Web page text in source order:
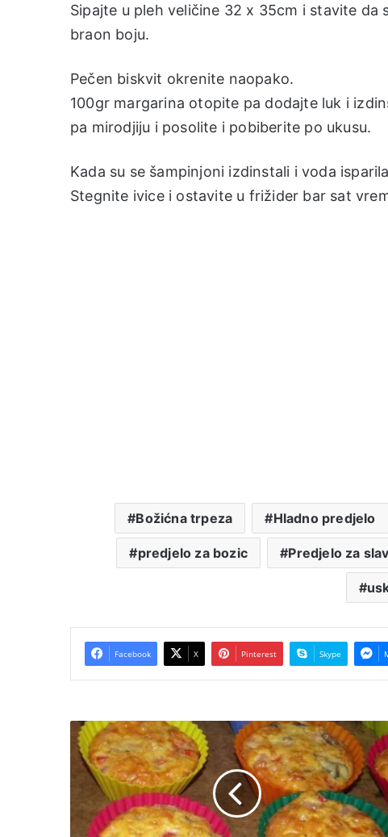
Sipajte u pleh veličine 32 x 35cm i stavite da
braon boju.
Pečen biskvit okrenite naopako.
100gr margarina otopite pa dodajte luk i
pa mirodjiju i posolite i pobiberite po ukusu.
Kada su se šampinjoni izdinstali i voda
Stegnite ivice i ostavite u frižider bar sat
Božićna trpeza Hladno predjelo
predjelo za bozic Predjelo za
Facebook X Pinterest Skype
Pica
mafini